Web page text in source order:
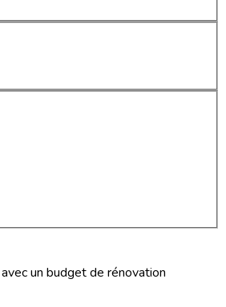
un budget de rénovation